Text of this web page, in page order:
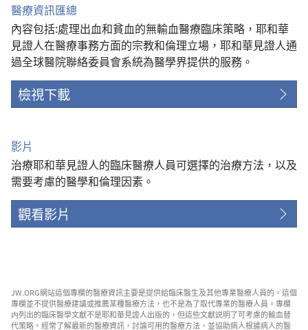
醫療資訊匯總
內容包括:處理出血和貧血的無輸血醫療臨床策略，耶和華
見證人在醫療事務方面的宗教和倫理立場，耶和華見證人通
過全球醫院聯絡委員會系統為醫學界提供的服務。
檢視下載
影片
治療耶和華見證人的臨床醫療人員可選擇的治療方法，以及
需要考慮的醫學和倫理因素。
觀看影片
JW.ORG網站這個專欄的醫療資訊主要是提供給臨床醫生及其他專業醫療人員的。這個
專欄並不提供醫療建議或推薦某種醫療方法，也不是為了取代專業的醫療人員。專欄
内列出的臨床醫學文獻不是耶和華見證人出版的，但這些文獻説明了可考慮的輸血替
代策略。經常了解最新的醫療資訊，討論可用的醫療方法，並協助病人根據病人的醫